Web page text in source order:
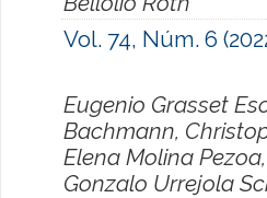
Vol. 74, Núm. 6
Eugenio Grasset
Bachmann,
Elena Molina
Gonzalo Urrejola